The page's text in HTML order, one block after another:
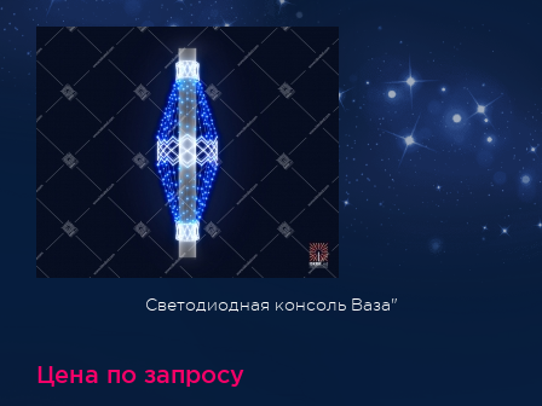
Светодиодная консоль Ваза"
Цена по запросу